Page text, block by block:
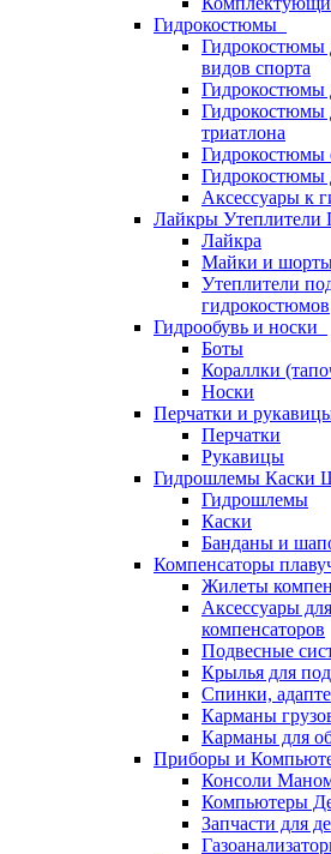
Гидрокостюмы
Гидрокостюмы
видов спорта
Гидрокостюмы
Гидрокостюмы
триатлона
Гидрокостюмы
Гидрокостюмы
Аксессуары к
Лайкры Утеплители
Лайкра
Майки и
Утеплители
гидрокостюмов
Гидрообувь и носки
Боты
Кораллки
Носки
Перчатки и
Перчатки
Рукавицы
Гидрошлемы Каски
Гидрошлемы
Каски
Банданы и
Компенсаторы
Жилеты
Аксессуары
компенсаторов
Подвесные
Крылья для
Спинки,
Карманы
Карманы для
Приборы и
Консоли
Компьютеры
Запчасти для